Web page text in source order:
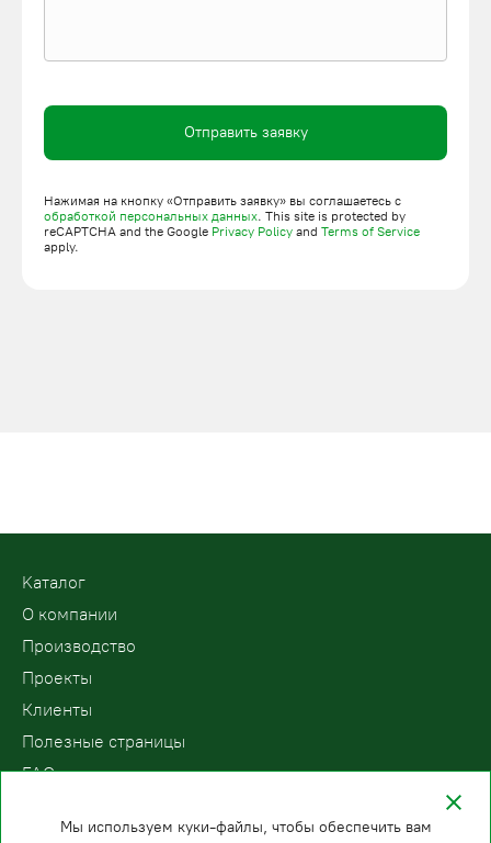
Отправить заявку
Нажимая на кнопку «Отправить заявку» вы соглашаетесь с
обработкой персональных данных. This site is protected by
reCAPTCHA and the Google Privacy Policy and Terms of Service
apply.
Kаталог
О компании
Производство
Проекты
Клиенты
Полезные страницы
FAQ
Мы используем куки-файлы, чтобы обеспечить вам